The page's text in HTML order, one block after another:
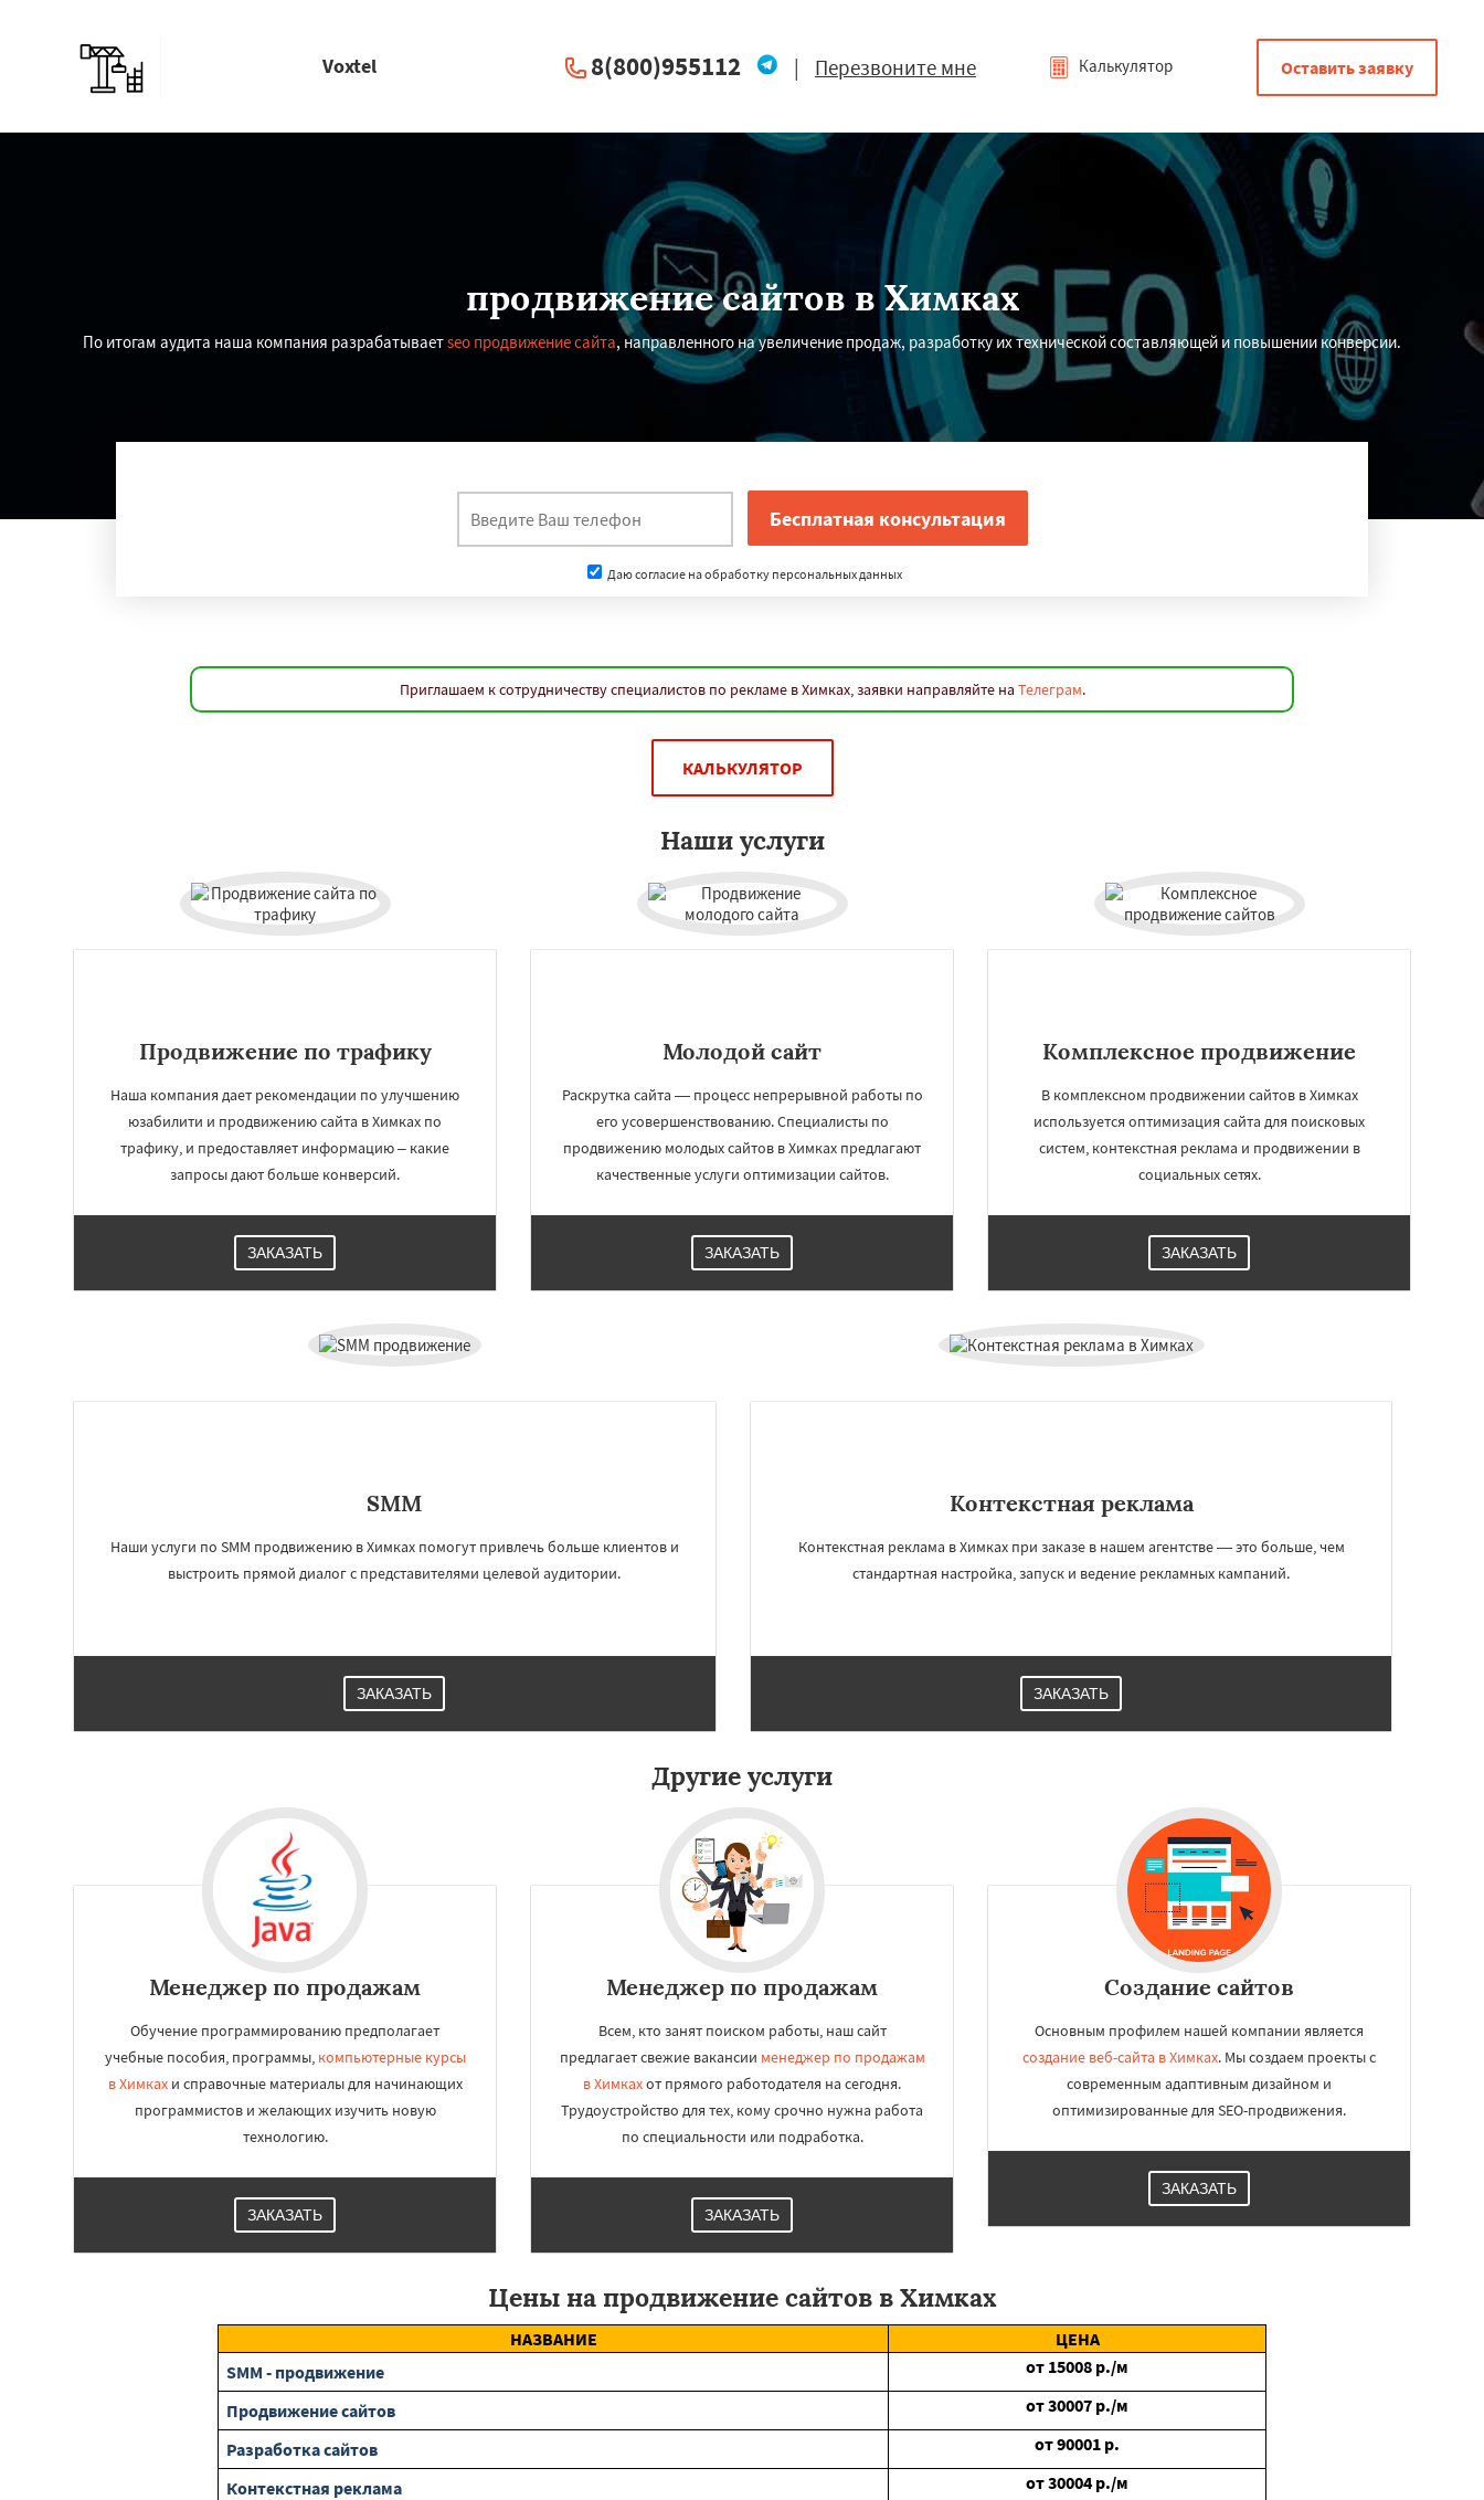
Работаем по
регионам
×
Комсомольск-на-Амуре Нижнекамск
Нальчик Шахты
Благовещенск
Voxtel 8(800)955112 | Перезвоните мне Калькулятор Оставить заявку
продвижение сайтов в Химках
По итогам аудита наша компания разрабатываетseo продвижение сайта, направленного на увеличение продаж, разработку их технической составляющей и повышении конверсии.
Даю согласие на обработку персональных данных
Приглашаем к сотрудничеству специалистов по рекламе в Химках, заявки направляйте на Телеграм.
КАЛЬКУЛЯТОР
Наши услуги
Продвижение по трафику
Наша компания дает рекомендации по улучшению
юзабилити и продвижению сайта в Химках по
трафику, и предоставляет информацию – какие
запросы дают больше конверсий.
ЗАКАЗАТЬ
Молодой сайт
Раскрутка сайта — процесс непрерывной работы по
его усовершенствованию. Специалисты по
продвижению молодых сайтов в Химках предлагают
качественные услуги оптимизации сайтов.
ЗАКАЗАТЬ
Комплексное продвижение
В комплексном продвижении сайтов в Химках
используется оптимизация сайта для поисковых
систем, контекстная реклама и продвижении в
социальных сетях.
ЗАКАЗАТЬ
SMM
Наши услуги по SMM продвижению в Химках помогут привлечь больше клиентов и
выстроить прямой диалог с представителями целевой аудитории.
ЗАКАЗАТЬ
Контекстная реклама
Контекстная реклама в Химках при заказе в нашем агентстве — это больше, чем
стандартная настройка, запуск и ведение рекламных кампаний.
ЗАКАЗАТЬ
Другие услуги
Менеджер по продажам
Обучение программированию предполагает
учебные пособия, программы, компьютерные курсы
в Химкахи справочные материалы для начинающих
программистов и желающих изучить новую
технологию.
ЗАКАЗАТЬ
Менеджер по продажам
Всем, кто занят поиском работы, наш сайт
предлагает свежие вакансии менеджер по продажам
в Химкахот прямого работодателя на сегодня.
Трудоустройство для тех, кому срочно нужна работа
по специальности или подработка.
ЗАКАЗАТЬ
Создание сайтов
Основным профилем нашей компании является
создание веб-сайта в Химках. Мы создаем проекты с
современным адаптивным дизайном и
оптимизированные для SEO-продвижения.
ЗАКАЗАТЬ
Цены на продвижение сайтов в Химках
НАЗВАНИЕ
ЦЕНА
SMM - продвижение
от 15008 р./м
Продвижение сайтов
от30007 р./м
Разработка сайтов
от90001 р.
Контекстная реклама
от30004 р./м
×